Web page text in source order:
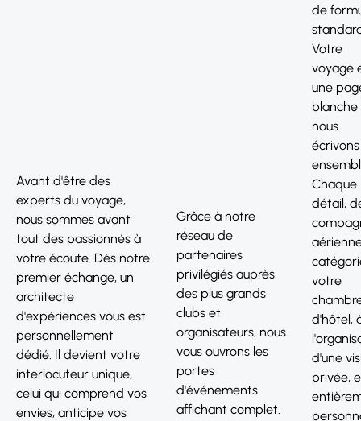
Avant d'être des
experts du voyage,
nous sommes avant
tout des passionnés à
votre écoute. Dès notre
premier échange, un
architecte
d'expériences vous est
personnellement
dédié. Il devient votre
interlocuteur unique,
celui qui comprend vos
envies, anticipe vos
Grâce à notre
réseau de
partenaires
privilégiés auprès
des plus grands
clubs et
organisateurs, nous
vous ouvrons les
portes
d'événements
affichant complet.
de
Votre
voyage
une
blanche
nous
écrivons
Chaque
détail,
votre
d'hôtel,
d'une
privée,